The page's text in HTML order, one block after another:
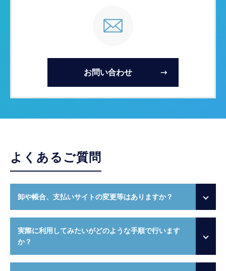
お問い合わせ
よくあるご質問
卸や帳合、支払いサイトの変更等はありますか？
実際に利用してみたいがどのような手順で行います
か？